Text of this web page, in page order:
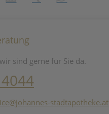
sind gerne für Sie da.
stadtapotheke.at